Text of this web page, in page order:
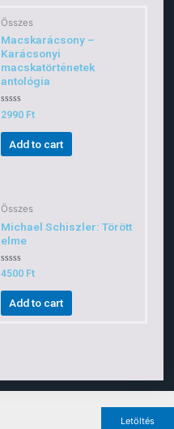
Összes
Macskarácsony –
Karácsonyi
macskatörténetek
antológia
Rated
0
out
2990 Ft
Add to cart
Összes
Michael Schiszler: Törött
elme
Rated
out
4500 Ft
Add to cart
Letöltés